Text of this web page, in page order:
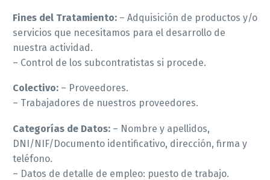
Fines del Tratamiento: – Adquisición de productos y/o
servicios que necesitamos para el desarrollo de
nuestra actividad.
– Control de los subcontratistas si procede.
Colectivo: – Proveedores.
– Trabajadores de nuestros proveedores.
Categorías de Datos: – Nombre y apellidos,
DNI/NIF/Documento identificativo, dirección, firma y
teléfono.
– Datos de detalle de empleo: puesto de trabajo.